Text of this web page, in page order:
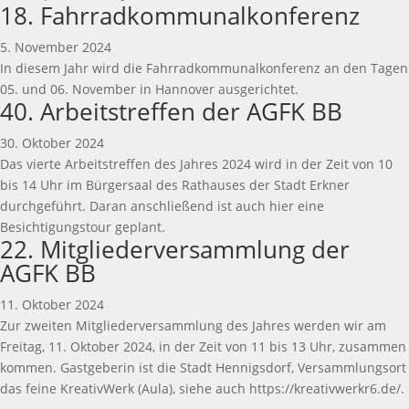
18. Fahrradkommunalkonferenz
5. November 2024
In diesem Jahr wird die Fahrradkommunalkonferenz an den Tagen
05. und 06. November in Hannover ausgerichtet.
40. Arbeitstreffen der AGFK BB
30. Oktober 2024
Das vierte Arbeitstreffen des Jahres 2024 wird in der Zeit von 10
bis 14 Uhr im Bürgersaal des Rathauses der Stadt Erkner
durchgeführt. Daran anschließend ist auch hier eine
Besichtigungstour geplant.
22. Mitgliederversammlung der
AGFK BB
11. Oktober 2024
Zur zweiten Mitgliederversammlung des Jahres werden wir am
Freitag, 11. Oktober 2024, in der Zeit von 11 bis 13 Uhr, zusammen
kommen. Gastgeberin ist die Stadt Hennigsdorf, Versammlungsort
das feine KreativWerk (Aula), siehe auch https://kreativwerkr6.de/.